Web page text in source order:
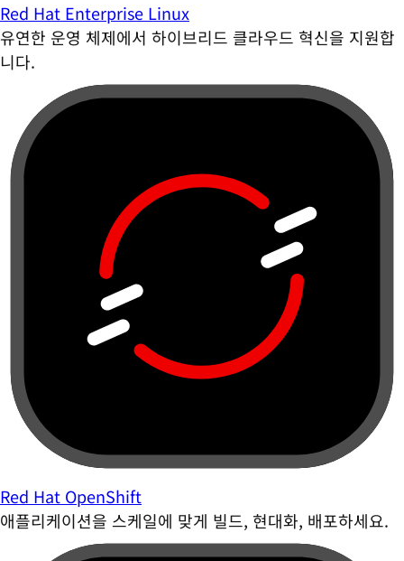
Red Hat Enterprise Linux
유연한 운영 체제에서 하이브리드 클라우드 혁신을 지원합
니다.
Red Hat OpenShift
애플리케이션을 스케일에 맞게 빌드, 현대화, 배포하세요.